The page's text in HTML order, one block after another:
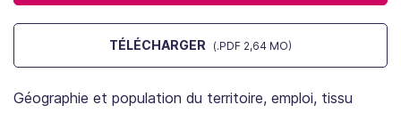
TÉLÉCHARGER (.PDF 2,64 MO)
Géographie et population du territoire, emploi, tissu